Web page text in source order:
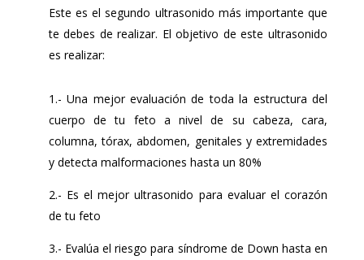
Este es el segundo ultrasonido más importante que
te debes de realizar. El objetivo de este ultrasonido
es realizar:
1.- Una mejor evaluación de toda la estructura del
cuerpo de tu feto a nivel de su cabeza, cara,
columna, tórax, abdomen, genitales y extremidades
y detecta malformaciones hasta un 80%
2.- Es el mejor ultrasonido para evaluar el corazón
de tu feto
3.- Evalúa el riesgo para síndrome de Down hasta en